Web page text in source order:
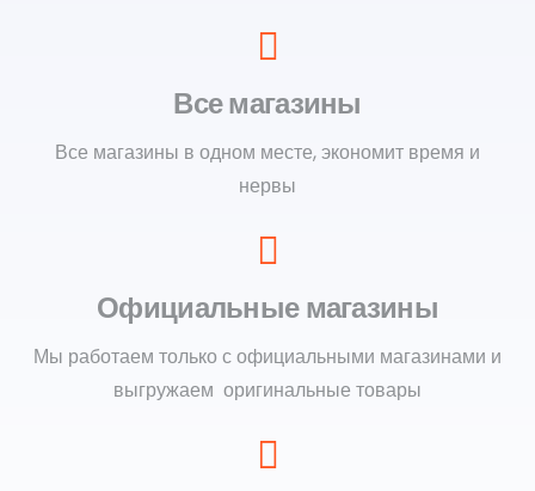
Все магазины
Все магазины в одном месте, экономит время и
нервы
Официальные магазины
Мы работаем только с официальными магазинами и
выгружаем оригинальные товары